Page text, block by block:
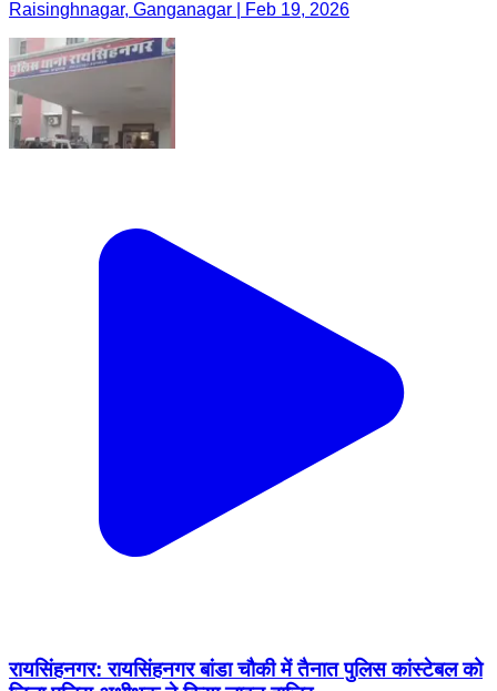
Raisinghnagar, Ganganagar | Feb 19, 2026
रायसिंहनगर: रायसिंहनगर बांडा चौकी में तैनात पुलिस कांस्टेबल को